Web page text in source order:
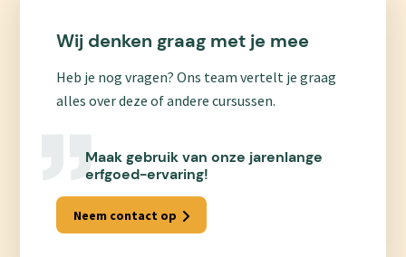
Wij denken graag met je mee
Heb je nog vragen? Ons team vertelt je graag
alles over deze of andere cursussen.
Maak gebruik van onze jarenlange
erfgoed-ervaring!
Neem contact op